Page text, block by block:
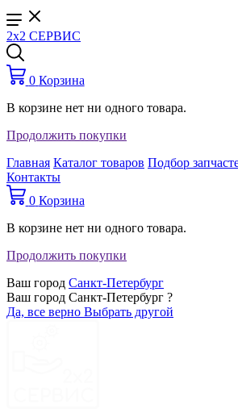
2x2 СЕРВИС
0 Корзина
В корзине нет ни одного товара.
Продолжить покупки
Главная Каталог товаров Подбор
Контакты
0 Корзина
В корзине нет ни одного товара.
Продолжить покупки
Ваш город Санкт-Петербург
Ваш город Санкт-Петербург ?
Да, все верно Выбрать другой